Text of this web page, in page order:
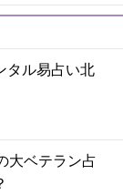
タル易占い北
大ベテラン占